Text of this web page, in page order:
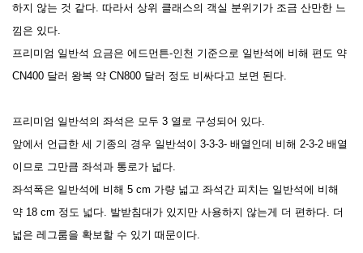
하지 않는 것 같다. 따라서 상위 클래스의 객실 분위기가 조금 산만한 느
낌은 있다.
프리미엄 일반석 요금은 에드먼튼-인천 기준으로 일반석에 비해 편도 약
CN400 달러 왕복 약 CN800 달러 정도 비싸다고 보면 된다.
프리미엄 일반석의 좌석은 모두 3 열로 구성되어 있다.
앞에서 언급한 세 기종의 경우 일반석이 3-3-3- 배열인데 비해 2-3-2 배열
이므로 그만큼 좌석과 통로가 넓다.
좌석폭은 일반석에 비해 5 cm 가량 넓고 좌석간 피치는 일반석에 비해
약 18 cm 정도 넓다. 발받침대가 있지만 사용하지 않는게 더 편하다. 더
넓은 레그룸을 확보할 수 있기 때문이다.